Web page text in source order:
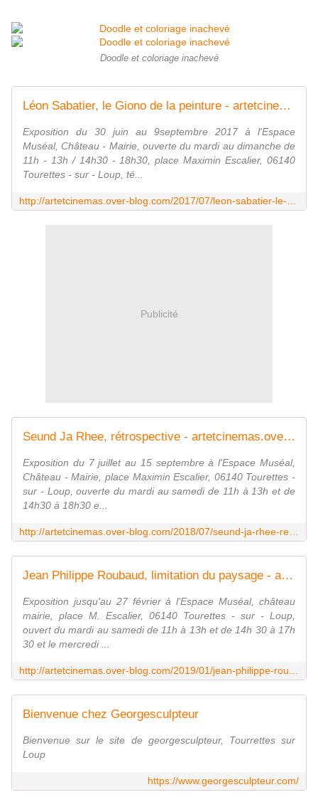
Doodle et coloriage inachevé
Léon Sabatier, le Giono de la peinture - artetcinemas.over-blog.com
Exposition du 30 juin au 9septembre 2017 à l'Espace
Muséal, Château - Mairie, ouverte du mardi au dimanche de
11h - 13h / 14h30 - 18h30, place Maximin Escalier, 06140
Tourettes - sur - Loup, té...
Publicité
Seund Ja Rhee, rétrospective - artetcinemas.over-blog.com
Exposition du 7 juillet au 15 septembre à l'Espace Muséal,
Château - Mairie, place Maximin Escalier, 06140 Tourettes -
sur - Loup, ouverte du mardi au samedi de 11h à 13h et de
14h30 à 18h30 e...
Jean Philippe Roubaud, limitation du paysage - artetcinemas.over-blog.com
Exposition jusqu'au 27 février à l'Espace Muséal, château
mairie, place M. Escalier, 06140 Tourettes - sur - Loup,
ouvert du mardi au samedi de 11h à 13h et de 14h 30 à 17h
30 et le mercredi ...
Bienvenue chez Georgesculpteur
Bienvenue sur le site de georgesculpteur, Tourrettes sur
Loup
https://www.georgesculpteur.com/